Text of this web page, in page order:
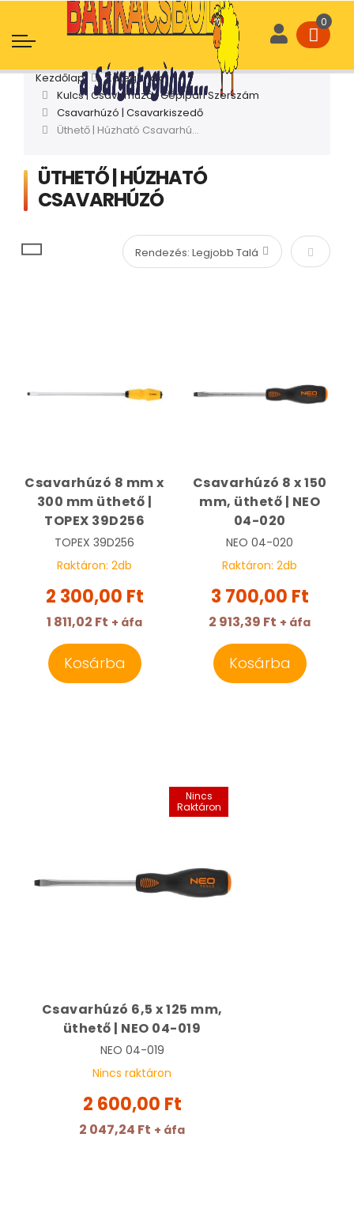
Kezdőlap
Kategóriák
Kulcs | Csavarhúzó | Gépipari Szerszám
Csavarhúzó | Csavarkiszedő
Üthető | Húzható Csavarhúzó
ÜTHETŐ | HÚZHATÓ
CSAVARHÚZÓ
Csavarhúzó 8 mm x
300 mm üthető |
TOPEX 39D256
TOPEX 39D256
Raktáron: 2db
2 300,00 Ft
1 811,02 Ft + áfa
Kosárba
Csavarhúzó 8 x 150
mm, üthető | NEO
04-020
NEO 04-020
Raktáron: 2db
3 700,00 Ft
2 913,39 Ft + áfa
Kosárba
Nincs
Raktáron
Csavarhúzó 6,5 x 125 mm,
üthető | NEO 04-019
NEO 04-019
Nincs raktáron
2 600,00 Ft
2 047,24 Ft + áfa